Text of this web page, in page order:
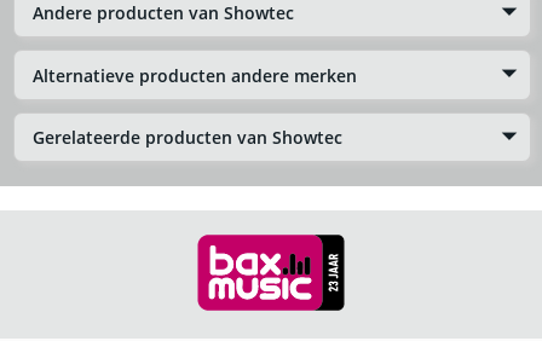
Andere producten van Showtec
Alternatieve producten andere merken
Gerelateerde producten van Showtec